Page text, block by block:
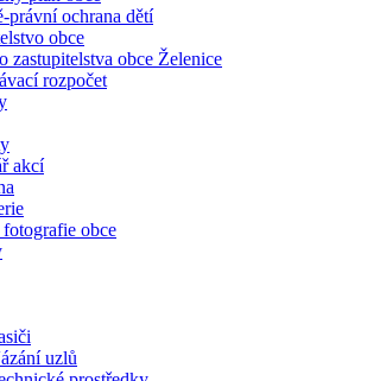
právní ochrana dětí
obce
zastupitelstva obce Želenice
rozpočet
akcí
obce
uzlů